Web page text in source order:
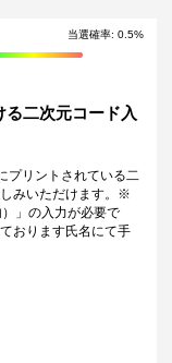
ジタルコンテンツ
等での公開、譲
す。
選権利の譲渡、オー
止しております。
意ができなくなる場
変更させていただく
ない程度の微細なキ
なります。
一切責任を負いませ
場合がございます。
当選確率: 0.5%
る二次元コード入
プリントされている二
みいただけます。※
」の入力が必要で
おります氏名にて手